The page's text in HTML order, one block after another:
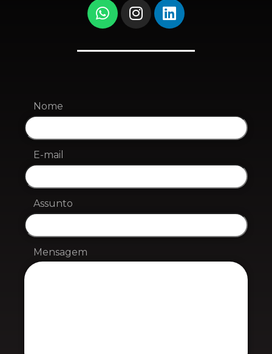
Nome
E-mail
Assunto
Mensagem